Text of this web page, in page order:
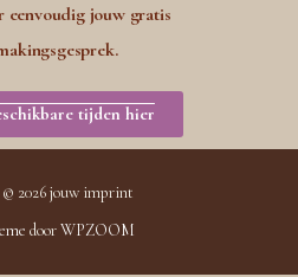
eenvoudig jouw gratis
tijden hier
2026 jouw imprint
doorWPZOOM